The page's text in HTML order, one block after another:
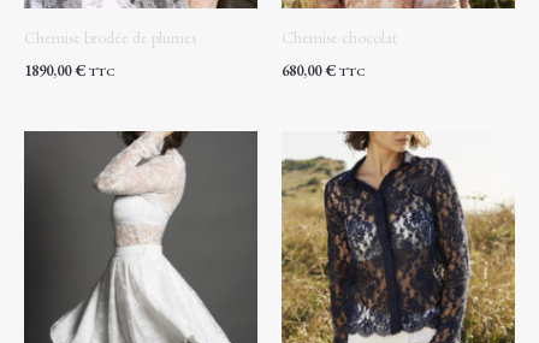
Chemise brodée de plumes
1890,00€ TTC
Chemise chocolat
680,00€ TTC